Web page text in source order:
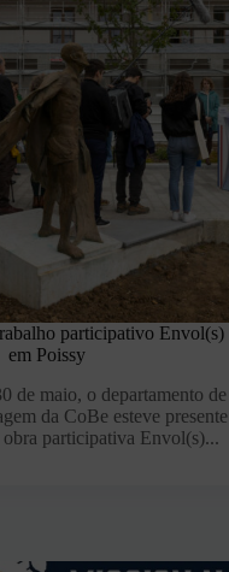
participativo Envol(s)
em Poissy
de maio, o departamento de
da CoBe esteve presente
obra participativa Envol(s)...